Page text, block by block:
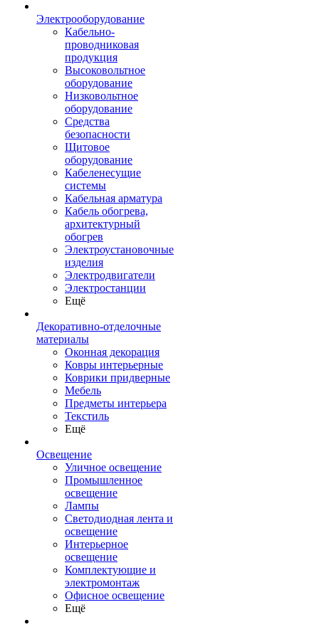
Электрооборудование
Кабельно-
проводниковая
продукция
Высоковольтное
оборудование
Низковольтное
оборудование
Средства
безопасности
Щитовое
оборудование
Кабеленесущие
системы
Кабельная арматура
Кабель обогрева,
архитектурный
обогрев
Электроустановочные
изделия
Электродвигатели
Электростанции
Ещё
Декоративно-отделочные
материалы
Оконная декорация
Ковры интерьерные
Коврики придверные
Мебель
Предметы интерьера
Текстиль
Ещё
Освещение
Уличное освещение
Промышленное
освещение
Лампы
Светодиодная лента и
освещение
Интерьерное
освещение
Комплектующие и
электромонтаж
Офисное освещение
Ещё